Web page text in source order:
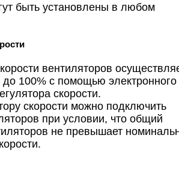
быть установлены в любом
вентиляторов
до 100% с помощью
скорости.
скорости можно подключить
при условии, что общий
не превышает